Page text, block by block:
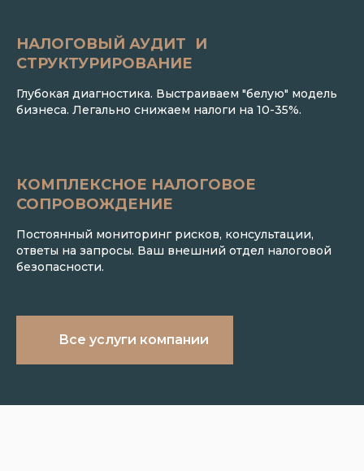
НАЛОГОВЫЙ АУДИТ И
СТРУКТУРИРОВАНИЕ
Глубокая диагностика. Выстраиваем "белую" модель
бизнеса. Легально снижаем налоги на 10-35%.
КОМПЛЕКСНОЕ НАЛОГОВОЕ
СОПРОВОЖДЕНИЕ
Постоянный мониторинг рисков, консультации,
ответы на запросы. Ваш внешний отдел налоговой
безопасности.
Все услуги компании